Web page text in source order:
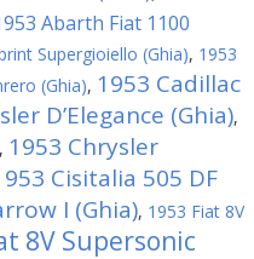
Abarth Fiat 1100
Supergioiello (Ghia), 1953
(Ghia), 1953 Cadillac
D’Elegance (Ghia),
, 1953 Chrysler
Cisitalia 505 DF
I (Ghia), 1953 Fiat 8V
8V Supersonic